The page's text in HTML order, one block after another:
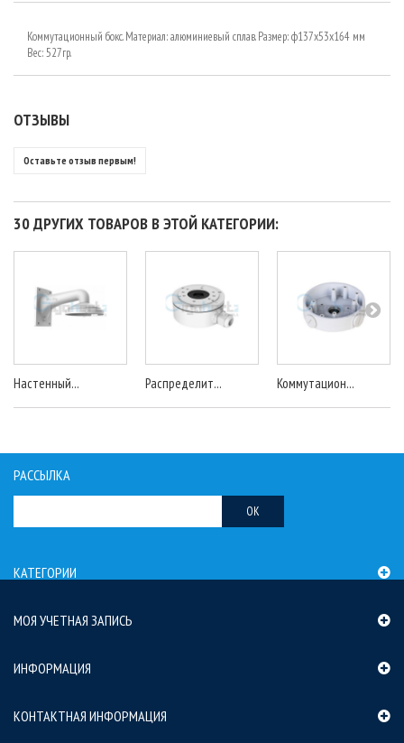
Коммутационный бокс. Материал: алюминиевый сплав. Размер: ф137х53х164 мм
Вес: 527гр.
ОТЗЫВЫ
Оставьте отзыв первым!
30 ДРУГИХ ТОВАРОВ В ЭТОЙ КАТЕГОРИИ:
Настенный... Распределит... Коммутацион...
РАССЫЛКА
OK
КАТЕГОРИИ
МОЯ УЧЕТНАЯ ЗАПИСЬ
ИНФОРМАЦИЯ
КОНТАКТНАЯ ИНФОРМАЦИЯ